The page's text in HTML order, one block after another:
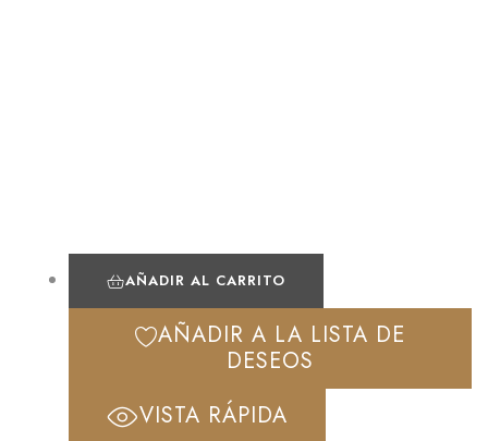
AÑADIR AL CARRITO
AÑADIR A LA LISTA DE
DESEOS
VISTA RÁPIDA